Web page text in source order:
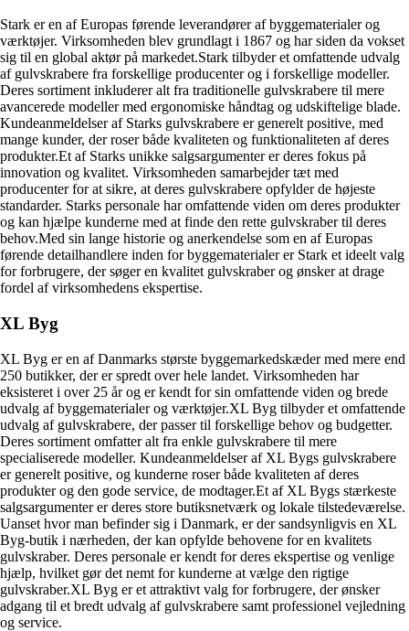
Stark er en af Europas førende leverandører af byggematerialer og
værktøjer. Virksomheden blev grundlagt i 1867 og har siden da vokset
sig til en global aktør på markedet.Stark tilbyder et omfattende udvalg
af gulvskrabere fra forskellige producenter og i forskellige modeller.
Deres sortiment inkluderer alt fra traditionelle gulvskrabere til mere
avancerede modeller med ergonomiske håndtag og udskiftelige blade.
Kundeanmeldelser af Starks gulvskrabere er generelt positive, med
mange kunder, der roser både kvaliteten og funktionaliteten af deres
produkter.Et af Starks unikke salgsargumenter er deres fokus på
innovation og kvalitet. Virksomheden samarbejder tæt med
producenter for at sikre, at deres gulvskrabere opfylder de højeste
standarder. Starks personale har omfattende viden om deres produkter
og kan hjælpe kunderne med at finde den rette gulvskraber til deres
behov.Med sin lange historie og anerkendelse som en af Europas
førende detailhandlere inden for byggematerialer er Stark et ideelt valg
for forbrugere, der søger en kvalitet gulvskraber og ønsker at drage
fordel af virksomhedens ekspertise.
XL Byg
XL Byg er en af Danmarks største byggemarkedskæder med mere end
250 butikker, der er spredt over hele landet. Virksomheden har
eksisteret i over 25 år og er kendt for sin omfattende viden og brede
udvalg af byggematerialer og værktøjer.XL Byg tilbyder et omfattende
udvalg af gulvskrabere, der passer til forskellige behov og budgetter.
Deres sortiment omfatter alt fra enkle gulvskrabere til mere
specialiserede modeller. Kundeanmeldelser af XL Bygs gulvskrabere
er generelt positive, og kunderne roser både kvaliteten af deres
produkter og den gode service, de modtager.Et af XL Bygs stærkeste
salgsargumenter er deres store butiksnetværk og lokale tilstedeværelse.
Uanset hvor man befinder sig i Danmark, er der sandsynligvis en XL
Byg-butik i nærheden, der kan opfylde behovene for en kvalitets
gulvskraber. Deres personale er kendt for deres ekspertise og venlige
hjælp, hvilket gør det nemt for kunderne at vælge den rigtige
gulvskraber.XL Byg er et attraktivt valg for forbrugere, der ønsker
adgang til et bredt udvalg af gulvskrabere samt professionel vejledning
og service.